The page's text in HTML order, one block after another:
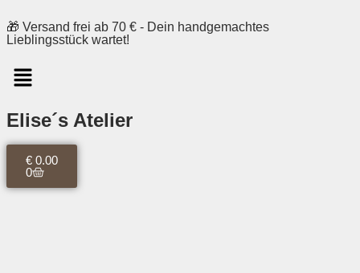
🎁 Versand frei ab 70 € - Dein handgemachtes
Lieblingsstück wartet!
Elise´s Atelier
€ 0.00
0